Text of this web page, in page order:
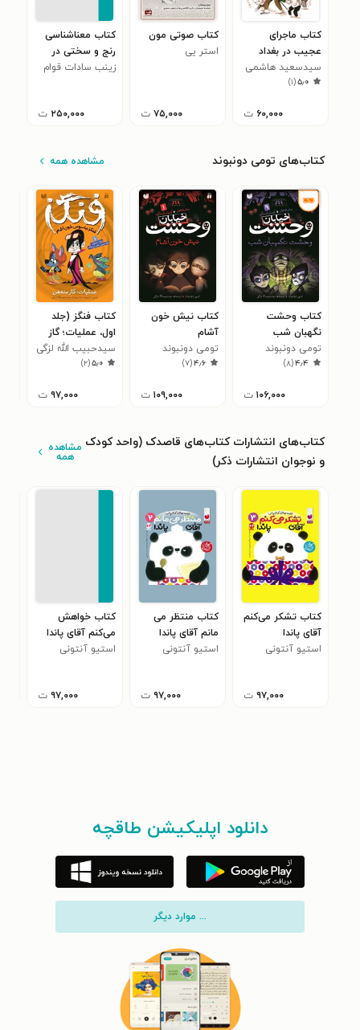
کتاب ماجرای
عجیب در بغداد
سیدسعید هاشمی
۵٫۰(۱)
۶۰,۰۰۰ ت
کتاب صوتی مون
استر یی
۷۵,۰۰۰ ت
کتاب معناشناسی
رنج و سختی در
قرآن کریم
زینب سادات قوام
۲۵۰,۰۰۰ ت
کتاب‌های تومی دونبوند مشاهده همه
کتاب وحشت
نگهبان شب
تومی دونبوند
۴٫۴(۸)
۱۰۶,۰۰۰ ت
کتاب نیش خون
آشام
تومی دونبوند
۴٫۶(۷)
۱۰۹,۰۰۰ ت
کتاب فنگز (جلد
اول، عملیات؛ گاز
متعفن)
سیدحبیب الله لزگی
۵٫۰(۲)
۹۷,۰۰۰ ت
کتاب‌های انتشارات کتاب‌های قاصدک (واحد کودک
و نوجوان انتشارات ذکر)
مشاهده
همه
کتاب تشکر می‌کنم
آقای پاندا
استیو آنتونی
۹۷,۰۰۰ ت
کتاب منتظر می‌
مانم آقای پاندا
استیو آنتونی
۹۷,۰۰۰ ت
کتاب خواهش
می‌کنم آقای پاندا
استیو آنتونی
۹۷,۰۰۰ ت
دانلود اپلیکیشن طاقچه
... موارد دیگر